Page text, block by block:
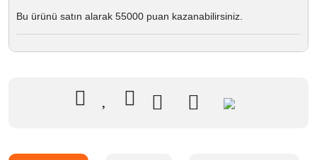
Bu ürünü satın alarak 55000 puan kazanabilirsiniz.